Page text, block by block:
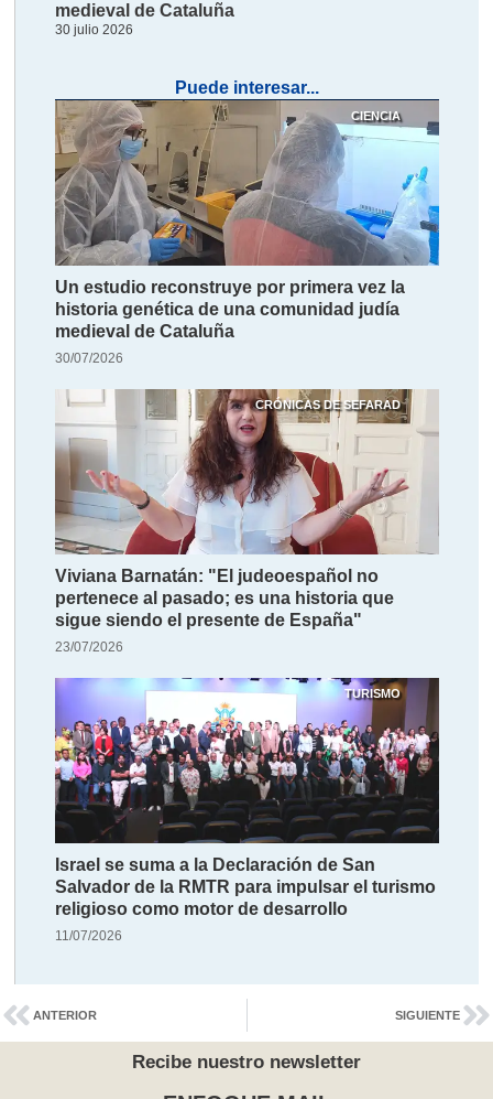
medieval de Cataluña
30 julio 2026
Puede interesar...
CIENCIA
Un estudio reconstruye por primera vez la
historia genética de una comunidad judía
medieval de Cataluña
30/07/2026
CRÓNICAS DE SEFARAD
Viviana Barnatán: "El judeoespañol no
pertenece al pasado; es una historia que
sigue siendo el presente de España"
23/07/2026
TURISMO
Israel se suma a la Declaración de San
Salvador de la RMTR para impulsar el turismo
religioso como motor de desarrollo
11/07/2026
ANTERIOR SIGUIENTE
Recibe nuestro newsletter